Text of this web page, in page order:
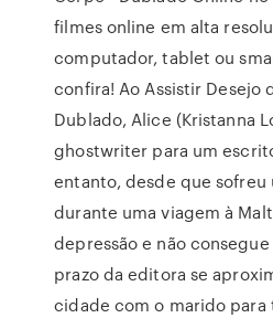
filmes online em alta
computador, tablet ou
confira! Ao Assistir Desejo
Dublado, Alice (Kristanna
ghostwriter para um
entanto, desde que sofreu
durante uma viagem à
depressão e não
prazo da editora se
cidade com o marido